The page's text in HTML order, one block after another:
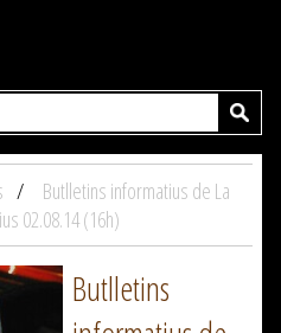
Butlletins informatius de La
02.08.14 (16h)
Butlletins